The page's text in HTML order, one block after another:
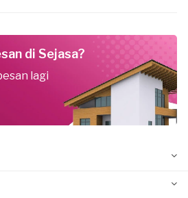
di Sejasa?
lagi